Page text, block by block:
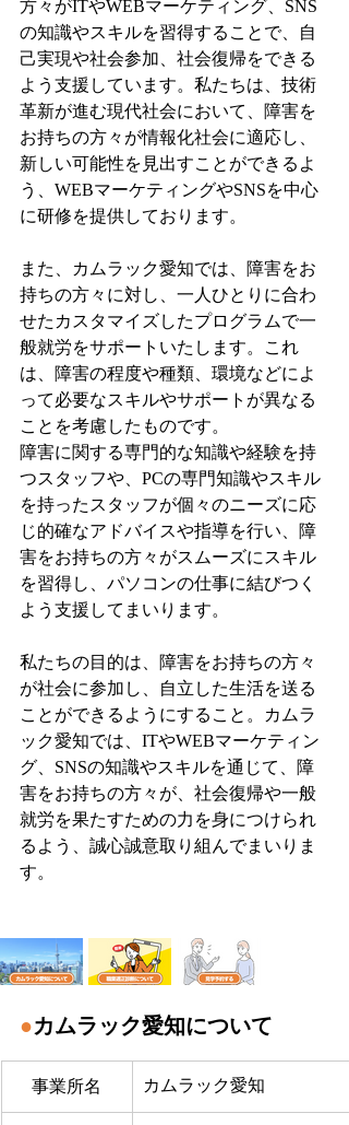
方々がITやWEBマーケティング、SNS
の知識やスキルを習得することで、自
己実現や社会参加、社会復帰をできる
よう支援しています。私たちは、技術
革新が進む現代社会において、障害を
お持ちの方々が情報化社会に適応し、
新しい可能性を見出すことができるよ
う、WEBマーケティングやSNSを中心
に研修を提供しております。
また、カムラック愛知では、障害をお
持ちの方々に対し、一人ひとりに合わ
せたカスタマイズしたプログラムで一
般就労をサポートいたします。これ
は、障害の程度や種類、環境などによ
って必要なスキルやサポートが異なる
ことを考慮したものです。
障害に関する専門的な知識や経験を持
つスタッフや、PCの専門知識やスキル
を持ったスタッフが個々のニーズに応
じ的確なアドバイスや指導を行い、障
害をお持ちの方々がスムーズにスキル
を習得し、パソコンの仕事に結びつく
よう支援してまいります。
私たちの目的は、障害をお持ちの方々
が社会に参加し、自立した生活を送る
ことができるようにすること。カムラ
ック愛知では、ITやWEBマーケティン
グ、SNSの知識やスキルを通じて、障
害をお持ちの方々が、社会復帰や一般
就労を果たすための力を身につけられ
るよう、誠心誠意取り組んでまいりま
す。
●カムラック愛知について
事業所名 カムラック愛知